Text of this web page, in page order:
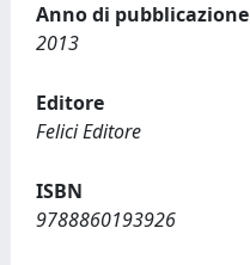
Anno di pubblicazione
2013
Editore
Felici Editore
ISBN
9788860193926